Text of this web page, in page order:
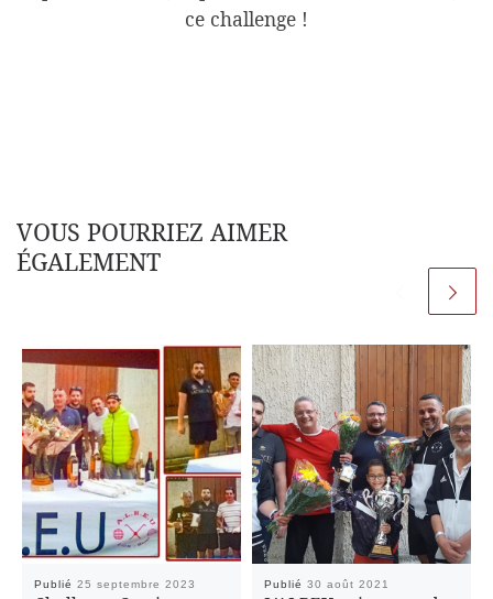
ce challenge !
VOUS POURRIEZ AIMER
ÉGALEMENT
Publié25 septembre 2023 Publié30 août 2021